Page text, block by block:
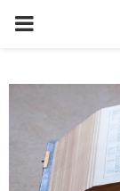
PRIMARY